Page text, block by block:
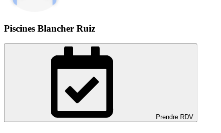
Piscines Blancher Ruiz
Prendre RDV